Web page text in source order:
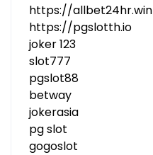
https://allbet24hr.win
https://pgslotth.io
joker 123
slot777
pgslot88
betway
jokerasia
pg slot
gogoslot